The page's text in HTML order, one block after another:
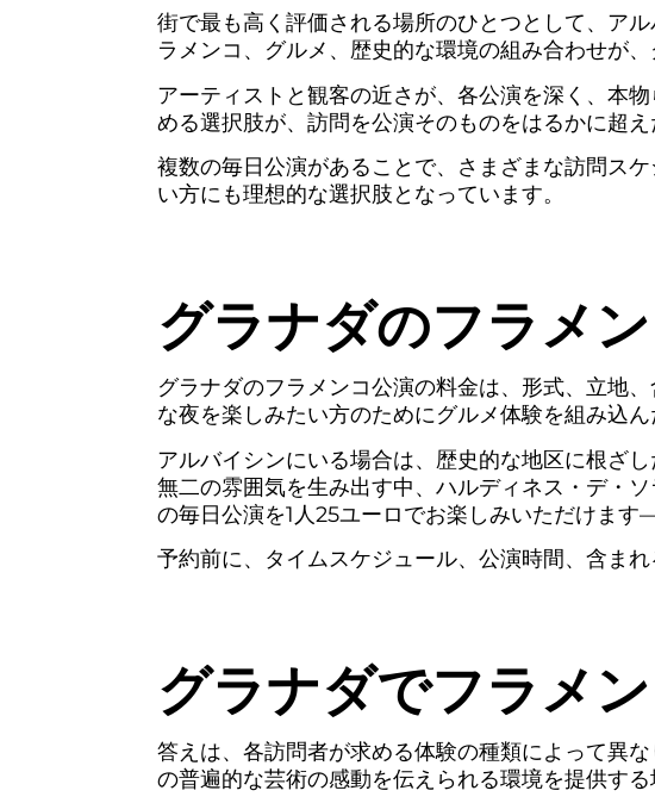
街で最も高く評価される場所のひとつとして、ア
ラメンコ、グルメ、歴史的な環境の組み合わせが
アーティストと観客の近さが、各公演を深く、本
める選択肢が、訪問を公演そのものをはるかに超
複数の毎日公演があることで、さまざまな訪問ス
い方にも理想的な選択肢となっています。
グラナダのフラメ
グラナダのフラメンコ公演の料金は、形式、立地
な夜を楽しみたい方のためにグルメ体験を組み込ん
アルバイシンにいる場合は、歴史的な地区に根ざ
無二の雰囲気を生み出す中、ハルディネス・デ・
の毎日公演を1人25ユーロでお楽しみいただけま
予約前に、タイムスケジュール、公演時間、含ま
グラナダでフラメ
答えは、各訪問者が求める体験の種類によって異
の普遍的な芸術の感動を伝えられる環境を提供する